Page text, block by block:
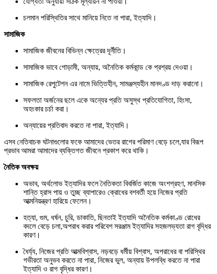
চলমান পরিস্থিতির সাথে মানিয়ে নিতে না পারা, ইত্যাদি।
সামাজিক
সামাজিক জীবনের বিভিন্ন ক্ষেত্রের দূর্নীতি।
সামাজিক ভাবে গোড়ামী, অন্যায়, অনৈতিক কর্মকান্ড কে প্রশ্রয় দেওয়া।
সামাজিক রেপুটেশন এর নামে ভিত্তিহীন, সামঞ্জস্যহীন মানদণ্ড দাড় করানো।
সফলতা অর্জনের ছলে একে অন্যের প্রতি অসুস্থ প্রতিযোগিতা, হিংসা,
অহংকার চর্চা করা।
অন্যায়ের প্রতিবাদ করতে না পারা, ইত্যাদি।
এসব নেতিবাচক ঘটনাগুলোর ফকে আমাদের ভেতর রাগের পরিমাণ বেড়ে চলে,যার বিরূপ
প্রভাব আমরা আমাদের ব্যক্তিগত জীবনে প্রকাশ করে থাকি।
নৈতিক অবক্ষয়
অভাব, অর্থলোভ ইত্যাদির ফলে নৈতিকতা বিবর্জিত কাজে অংশগ্রহণ, মানসিক
শান্তি হ্রাস পায় ও তুচ্ছ ব্যাপারেও ক্রোধের বশবর্তী হয়ে নিজের প্রতি
আত্মনিয়ন্ত্রণ হারিয়ে ফেলেন।
হত্যা, গুম, ধর্ষন, চুরি, ডাকাতি, ছিনতাই ইত্যাদি অনৈতিক কর্মকাণ্ড রোধের
বদলে বেড়ে চলা,অপরাধ করার পরিবেশ সরঞ্জাম ইত্যাদির সহজলভ্যতা রাগ বৃদ্ধির
কারণ।
ধৈর্য্য, নিজের প্রতি আত্মবিশ্বাস, নড়বড়ে ধর্মীয় বিশ্বাস, অপরাধের বা পরিস্থির
গভীরতা অনুভব করতে না পারা, নিজের ভুল, অন্যায় উপলব্ধি করতে না পারা
ইত্যাদি ও রাগ বৃদ্ধির কারণ।